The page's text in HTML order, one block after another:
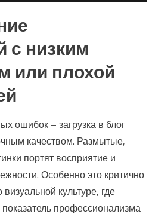
с низким
или плохой
ошибок – загрузка в блог
качеством. Размытые,
портят восприятие и
Особенно это критично
культуре, где
профессионализма